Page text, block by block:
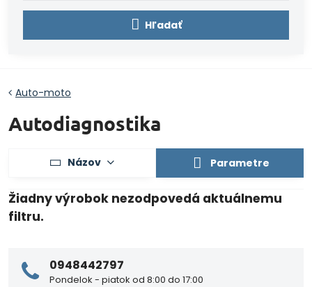
Hľadať
Auto-moto
Autodiagnostika
Názov Parametre
0948442797
Pondelok - piatok od 8:00 do 17:00